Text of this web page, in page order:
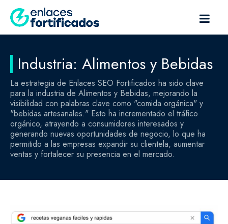
Industria: Alimentos y Bebidas
La estrategia de Enlaces SEO Fortificados ha sido clave
para la industria de Alimentos y Bebidas, mejorando la
visibilidad con palabras clave como "comida orgánica" y
"bebidas artesanales." Esto ha incrementado el tráfico
orgánico, atrayendo a consumidores interesados y
generando nuevas oportunidades de negocio, lo que ha
permitido a las empresas expandir su clientela, aumentar
ventas y fortalecer su presencia en el mercado.